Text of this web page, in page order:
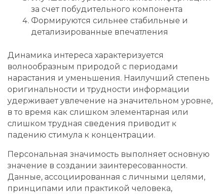
за счет побудительного компонента
Формируются сильнее стабильные и
детализированные впечатления
Динамика интереса характеризуется
волнообразным природой с периодами
нарастания и уменьшения. Наилучший степень
оригинальности и трудности информации
удерживает увлечение на значительном уровне,
в то время как слишком элементарная или
слишком трудная сведения приводит к
падению стимула к концентрации.
Персональная значимость выполняет основную
значение в создании заинтересованности.
Данные, ассоциированная с личными целями,
принципами или практикой человека,